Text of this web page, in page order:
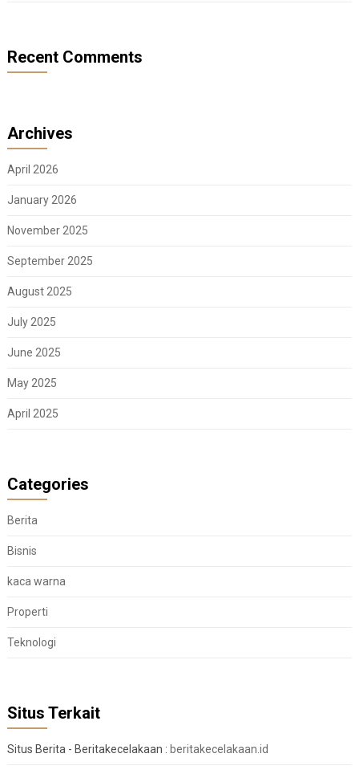
Recent Comments
Archives
April 2026
January 2026
November 2025
September 2025
August 2025
July 2025
June 2025
May 2025
April 2025
Categories
Berita
Bisnis
kaca warna
Properti
Teknologi
Situs Terkait
Situs Berita - Beritakecelakaan : beritakecelakaan.id